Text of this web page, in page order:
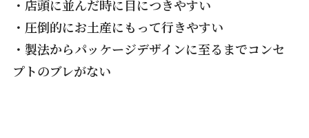
・店頭に並んだ時に目につきやすい
・圧倒的にお土産にもって行きやすい
・製法からパッケージデザインに至るまでコンセ
プトのブレがない